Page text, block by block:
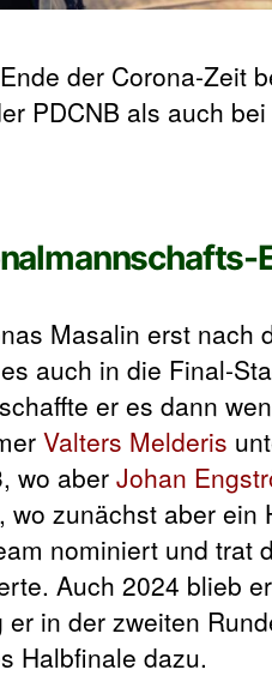
der Corona-Zeit
PDCNB als auch
Masalin erst nach
auch in die Final-
er es dann
Valters Melderis
wo aber Johan
zunächst aber
nominiert und trat
Auch 2024 blieb
er in der zweiten
Halbfinale dazu.